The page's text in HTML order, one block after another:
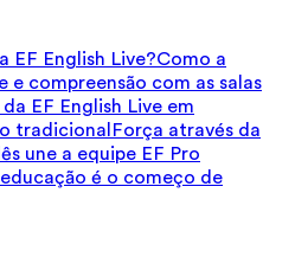
EF English Live?Como a
e compreensão com as salas
EF English Live em
tradicional Força através da
une a equipe EF Pro
é o começo de